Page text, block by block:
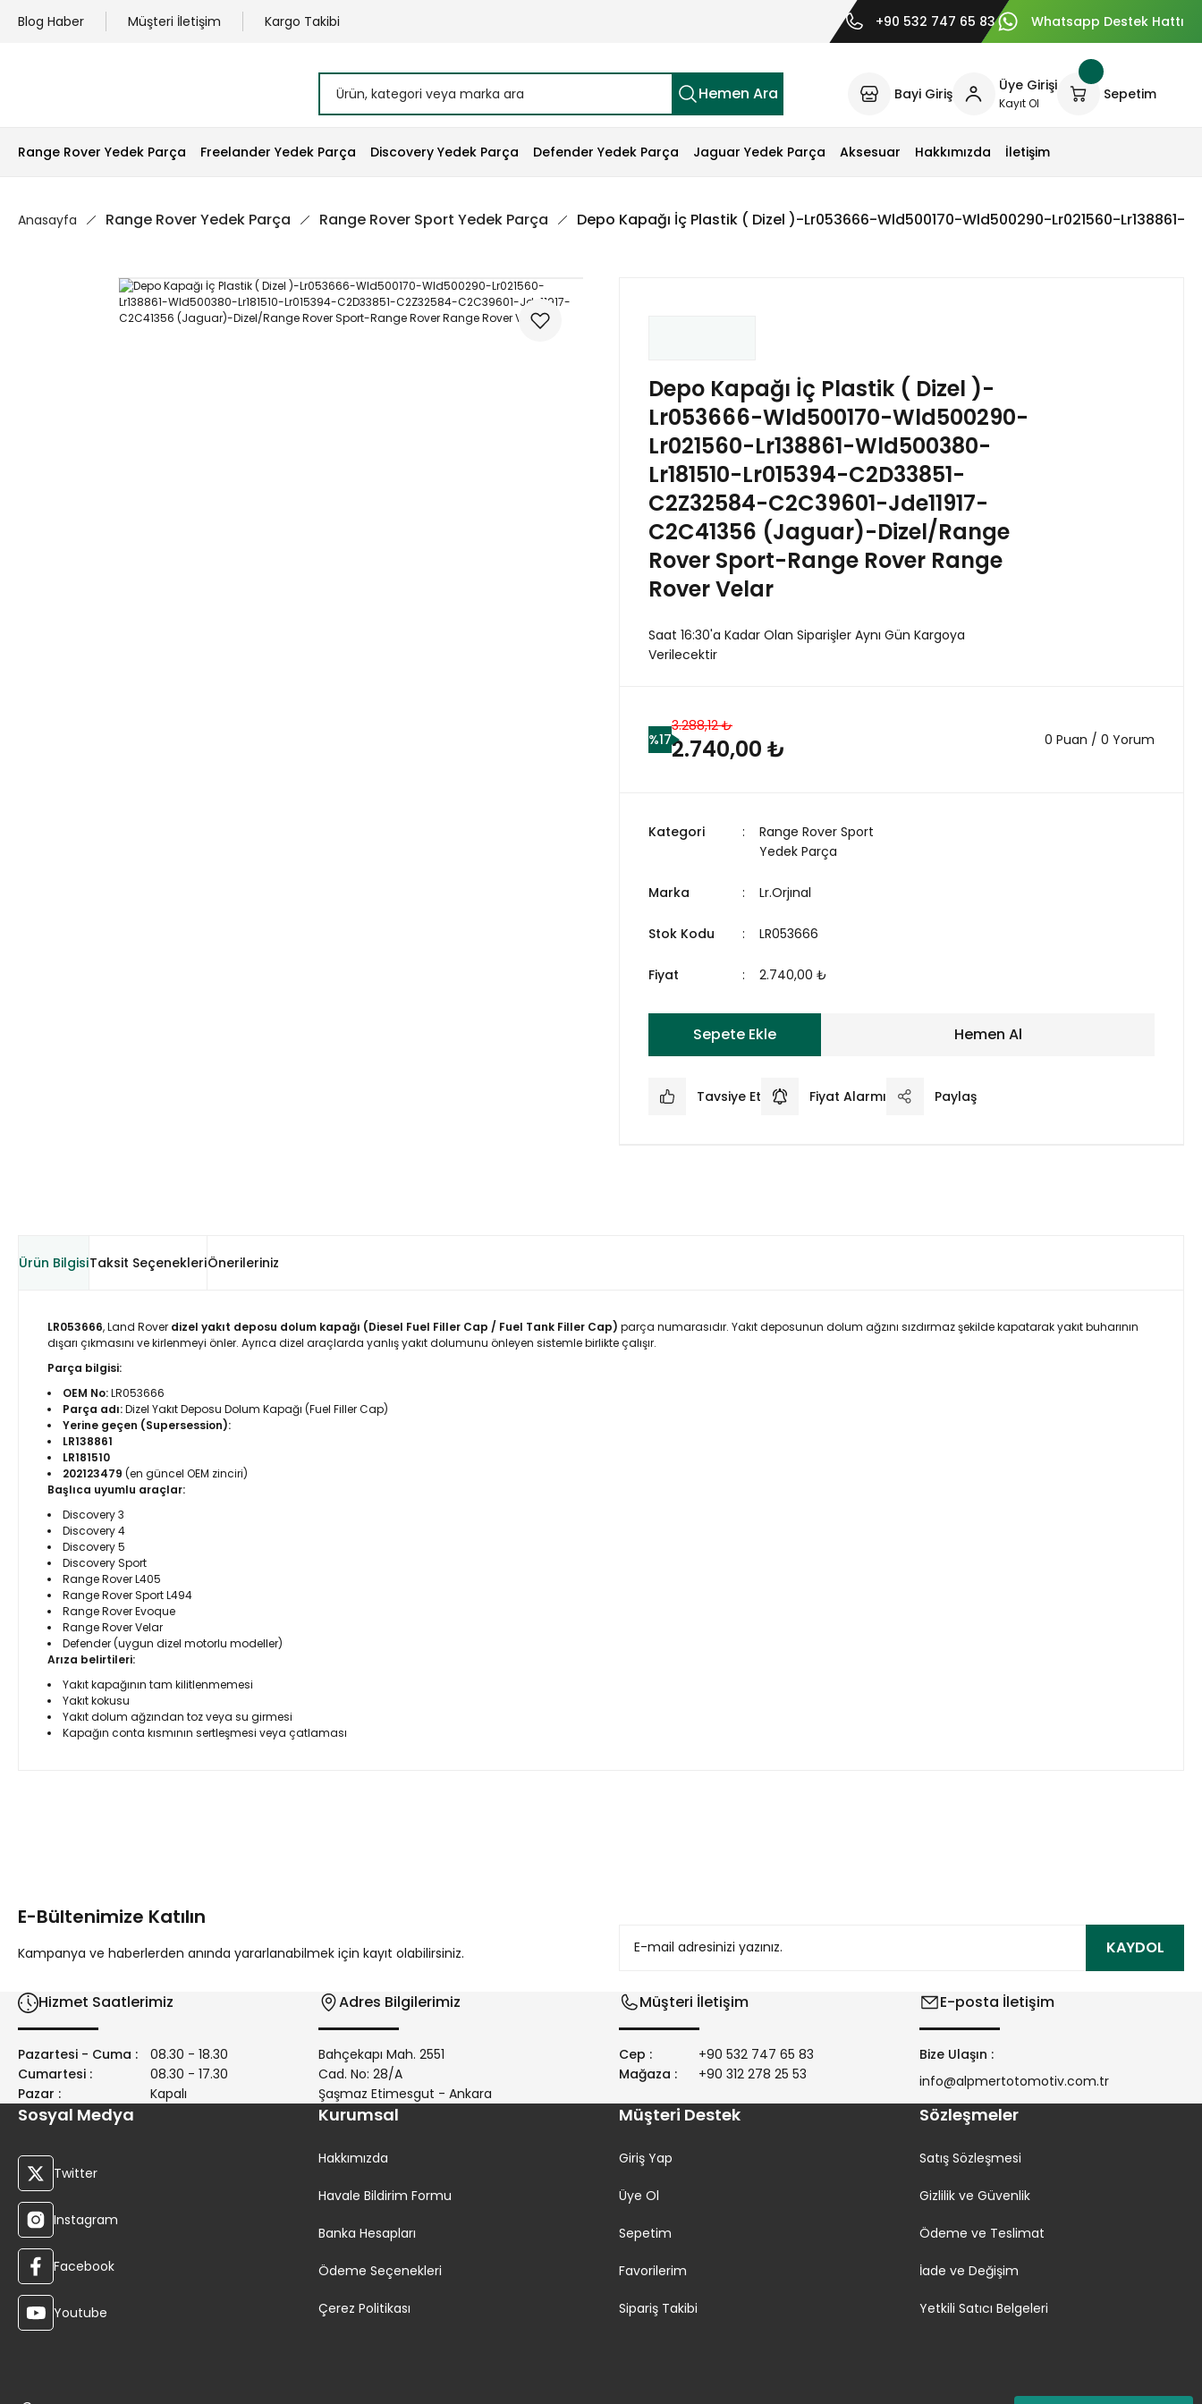
Blog Haber Müşteri İletişim Kargo Takibi +90 532 747 65 83 Whatsapp Destek Hattı
Hemen Ara Bayi Giriş Üye Girişi
Kayıt Ol
Sepetim
Range Rover Yedek Parça Freelander Yedek Parça Discovery Yedek Parça Defender Yedek Parça Jaguar Yedek Parça Aksesuar Hakkımızda İletişim
Anasayfa Range Rover Yedek Parça Range Rover Sport Yedek Parça Depo Kapağı İç Plastik ( Dizel )-Lr053666-Wld500170-Wld500290-Lr021560-
Depo Kapağı İç Plastik ( Dizel )-
Lr053666-Wld500170-Wld500290-
Lr021560-Lr138861-Wld500380-
Lr181510-Lr015394-C2D33851-
C2Z32584-C2C39601-Jde11917-
C2C41356 (Jaguar)-Dizel/Range
Rover Sport-Range Rover Range
Rover Velar
Saat 16:30'a Kadar Olan Siparişler Aynı Gün Kargoya
Verilecektir
%17
3.288,12 ₺
2.740,00 ₺ 0 Puan / 0 Yorum
Kategori
Range Rover Sport
Yedek Parça
Marka Lr.Orjınal
Stok Kodu LR053666
Fiyat 2.740,00 ₺
Sepete Ekle Hemen Al
Tavsiye Et Fiyat Alarmı Paylaş
Ürün BilgisiTaksit SeçenekleriÖnerileriniz
LR053666, Land Rover dizel yakıt deposu dolum kapağı (Diesel Fuel Filler Cap / Fuel Tank Filler Cap) parça numarasıdır. Yakıt deposunun dolum ağzını sızdırmaz şekilde kapatarak yakıt buharının
dışarı çıkmasını ve kirlenmeyi önler. Ayrıca dizel araçlarda yanlış yakıt dolumunu önleyen sistemle birlikte çalışır.
Parça bilgisi:
OEM No:LR053666
Parça adı:Dizel Yakıt Deposu Dolum Kapağı (Fuel Filler Cap)
Yerine geçen (Supersession):
LR138861
LR181510
202123479 (en güncel OEM zinciri)
Başlıca uyumlu araçlar:
Discovery 3
Discovery 4
Discovery 5
Discovery Sport
Range Rover L405
Range Rover Sport L494
Range Rover Evoque
Range Rover Velar
Defender (uygun dizel motorlu modeller)
Arıza belirtileri:
Yakıt kapağının tam kilitlenmemesi
Yakıt kokusu
Yakıt dolum ağzından toz veya su girmesi
Kapağın conta kısmının sertleşmesi veya çatlaması
Ürün bilgilerinde hatalar bulunuyor.
E-Bültenimize Katılın
Kampanya ve haberlerden anında yararlanabilmek için kayıt olabilirsiniz. KAYDOL
Hizmet Saatlerimiz
Pazartesi - Cuma :
08.30 - 18.30
Cumartesi :
08.30 - 17.30
Pazar :
Kapalı
Adres Bilgilerimiz
Bahçekapı Mah. 2551
Cad. No: 28/A
Şaşmaz Etimesgut - Ankara
Müşteri İletişim
Cep :
+90 532 747 65 83
Mağaza :
+90 312 278 25 53
E-posta İletişim
Bize Ulaşın :
info@alpmertotomotiv.com.tr
Sosyal Medya
Twitter
Instagram
Facebook
Youtube
Kurumsal
Hakkımızda
Havale Bildirim Formu
Banka Hesapları
Ödeme Seçenekleri
Çerez Politikası
Müşteri Destek
Giriş Yap
Üye Ol
Sepetim
Favorilerim
Sipariş Takibi
Sözleşmeler
Satış Sözleşmesi
Gizlilik ve Güvenlik
Ödeme ve Teslimat
İade ve Değişim
Yetkili Satıcı Belgeleri